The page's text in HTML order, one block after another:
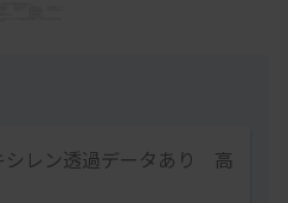
レン透過データあり 高